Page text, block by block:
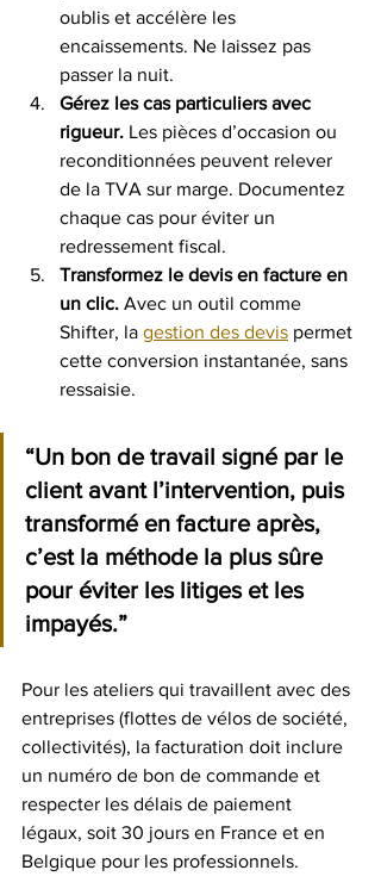
oublis et accélère les
encaissements. Ne laissez pas
passer la nuit.
Gérez les cas particuliers avec
rigueur. Les pièces d’occasion ou
reconditionnées peuvent relever
de la TVA sur marge. Documentez
chaque cas pour éviter un
redressement fiscal.
Transformez le devis en facture en
un clic. Avec un outil comme
Shifter, la gestion des devis permet
cette conversion instantanée, sans
ressaisie.
“Un bon de travail signé par le
client avant l’intervention, puis
transformé en facture après,
c’est la méthode la plus sûre
pour éviter les litiges et les
impayés.”
Pour les ateliers qui travaillent avec des
entreprises (flottes de vélos de société,
collectivités), la facturation doit inclure
un numéro de bon de commande et
respecter les délais de paiement
légaux, soit 30 jours en France et en
Belgique pour les professionnels.